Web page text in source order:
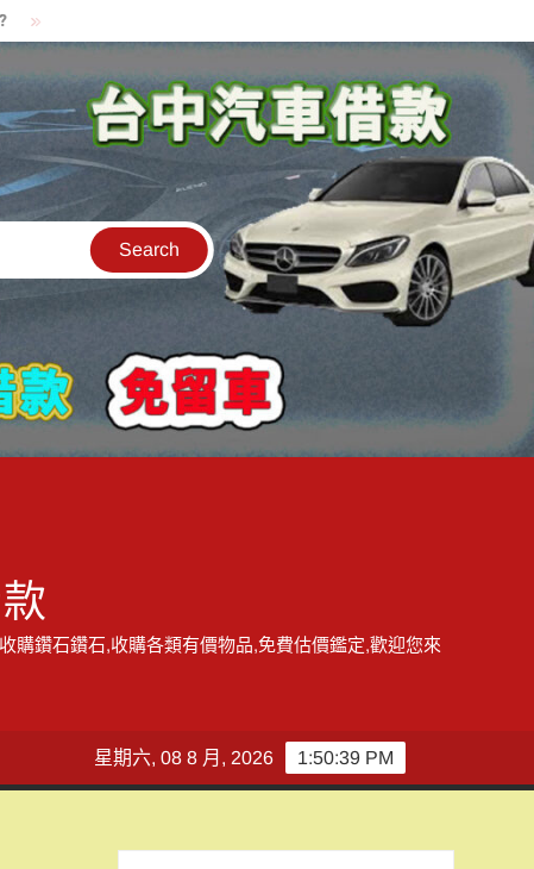
貸款中的中古機車可以借款嗎?機車可以騎走嗎?
購鑽石鑽石,收購各類有價物品,免費估價鑑定,歡迎您來
1:50:39 PM
星期六, 08 8 月, 2026